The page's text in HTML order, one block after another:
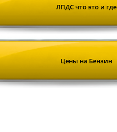
ЛПДС что это и где
Цены на Бензин